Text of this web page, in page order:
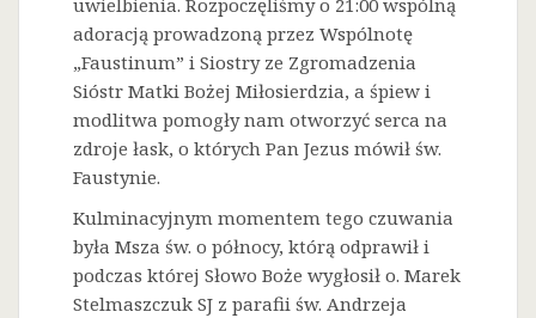
uwielbienia. Rozpoczęliśmy o 21:00 wspólną
adoracją prowadzoną przez Wspólnotę
„Faustinum” i Siostry ze Zgromadzenia
Sióstr Matki Bożej Miłosierdzia, a śpiew i
modlitwa pomogły nam otworzyć serca na
zdroje łask, o których Pan Jezus mówił św.
Faustynie.
Kulminacyjnym momentem tego czuwania
była Msza św. o północy, którą odprawił i
podczas której Słowo Boże wygłosił o. Marek
Stelmaszczuk SJ z parafii św. Andrzeja